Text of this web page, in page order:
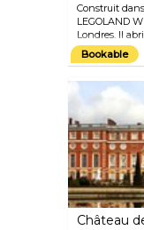
Construit
LEGOLAND
Londres. Il
attractions et
moins de 12
Montez à
paysage
imprégnez-
vos
Bookable
Château